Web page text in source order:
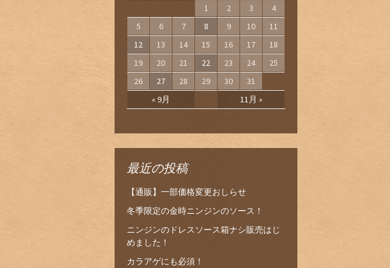
« 9月 11月 »
1 2 3
4
5
6 7 8 9 10
11
12
13 14 15 16 17
18
19
20 21 22 23 24
25
26
27 28 29 30 31
最近の投稿
【通販】一部価格変更おしらせ
冬季限定の金時ニンジンのソース！
ニンジンのドレスソース箱ナシ販売はじ
めました！
カラアゲにも必須！